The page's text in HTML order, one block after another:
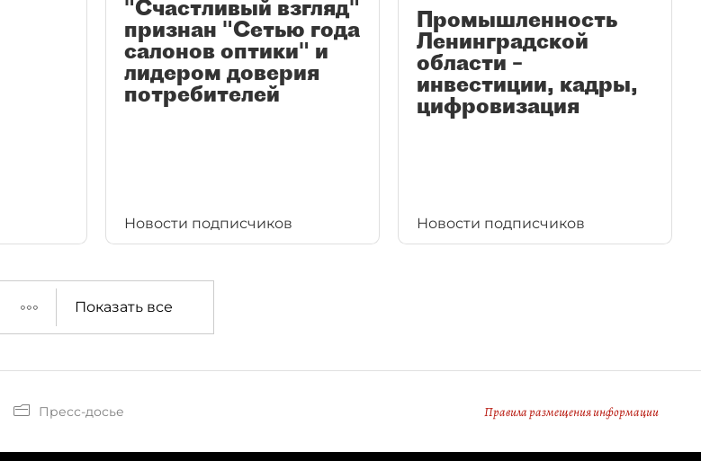
"Счастливый взгляд"
признан "Сетью года
салонов оптики" и
лидером доверия
потребителей
Новости подписчиков
Промышленность
Ленинградской
области –
инвестиции, кадры,
цифровизация
Новости подписчиков
Показать все
Пресс-досье Правила размещения информации